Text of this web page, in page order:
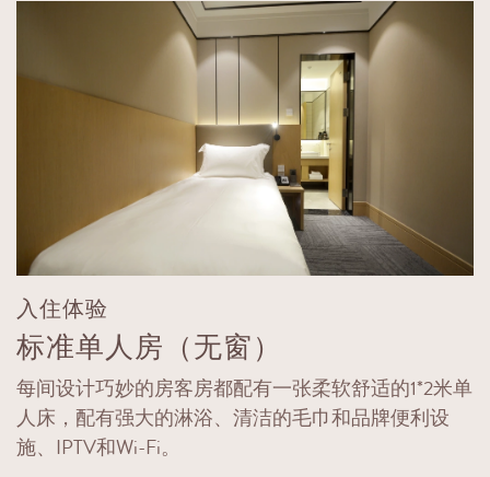
入住体验
标准单人房（无窗）
每间设计巧妙的房客房都配有一张柔软舒适的1*2米单
人床，配有强大的淋浴、清洁的毛巾和品牌便利设
施、IPTV和Wi-Fi。